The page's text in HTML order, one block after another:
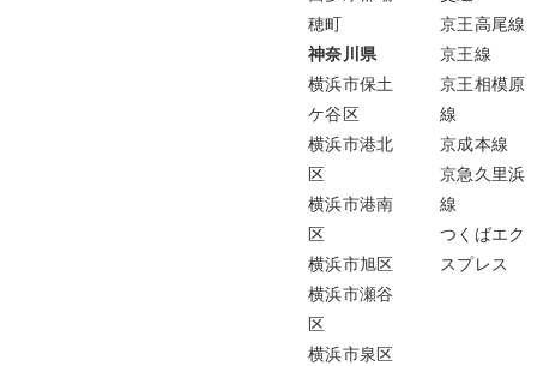
穂町
神奈川県
横浜市保土
ケ谷区
横浜市港北
区
横浜市港南
区
横浜市旭区
横浜市瀬谷
区
横浜市泉区
京王高尾線
京王線
京王相模原
線
京成本線
京急久里浜
線
つくばエク
スプレス